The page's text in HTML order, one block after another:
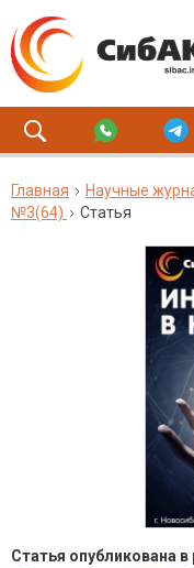
Главная Научные
№3(64)
Статья
Статья опубликована в